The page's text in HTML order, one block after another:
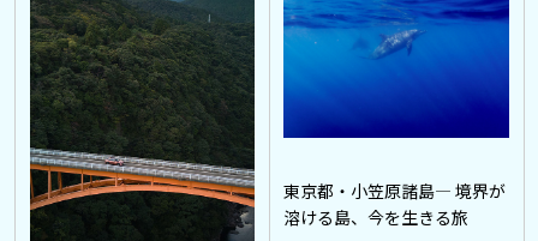
東京都・小笠原諸島― 境界が
溶ける島、今を生きる旅